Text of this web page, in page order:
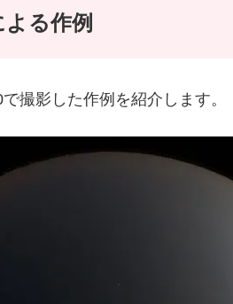
る作例
撮影した作例を紹介します。